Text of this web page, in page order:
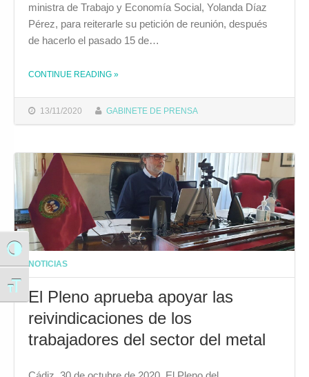
Alternar alto contraste
Alternar tamaño de letra
13/11/2020 GABINETE DE PRENSA
ministra de Trabajo y Economía Social, Yolanda Díaz
Pérez, para reiterarle su petición de reunión, después
de hacerlo el pasado 15 de…
CONTINUE READING »
NOTICIAS
El Pleno aprueba apoyar las
reivindicaciones de los
trabajadores del sector del metal